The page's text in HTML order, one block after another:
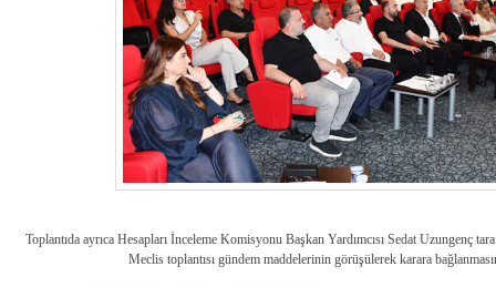
Toplantıda ayrıca Hesapları İnceleme Komisyonu Başkan Yardımcısı Sedat Uzungenç
Meclis toplantısı gündem maddelerinin görüşülerek karara